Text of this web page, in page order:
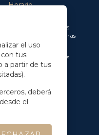
Horario
De 9.00 a 13.30 horas
y de 14.30 a 18.00 horas
Viernes:
De 8.30 a 15.00 horas
el uso
tus
a partir de tus
deberá
el